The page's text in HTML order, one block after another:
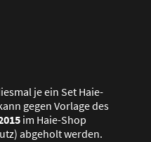
je ein Set Haie-
gegen Vorlage des
im Haie-Shop
abgeholt werden.